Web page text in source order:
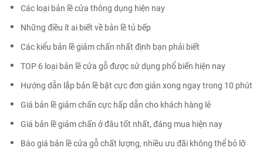
Các loại bản lề cửa thông dụng hiện nay
Những điều ít ai biết về bản lề tủ bếp
Các kiểu bản lề giảm chấn nhất định bạn phải biết
TOP 6 loại bản lề cửa gỗ được sử dụng phổ biến hiện nay
Hướng dẫn lắp bản lề bật cực đơn giản xong ngay trong 10 phút
Giá bản lề giảm chấn cực hấp dẫn cho khách hàng lẻ
Giá bản lề giảm chấn ở đâu tốt nhất, đáng mua hiện nay
Báo giá bản lề cửa gỗ chất lượng, nhiều ưu đãi không thể bỏ lỡ